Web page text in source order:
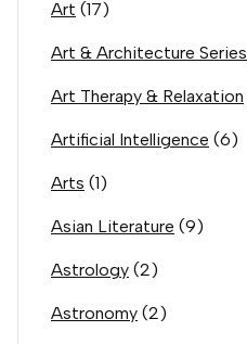
Art (17)
Art & Architecture Series
Art Therapy & Relaxation
Artificial Intelligence (6)
Arts (1)
Asian Literature (9)
Astrology (2)
Astronomy (2)